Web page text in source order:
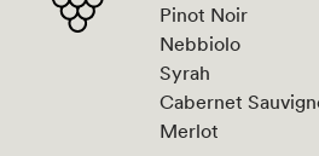
Pinot Noir
Nebbiolo
Syrah
Cabernet
Merlot